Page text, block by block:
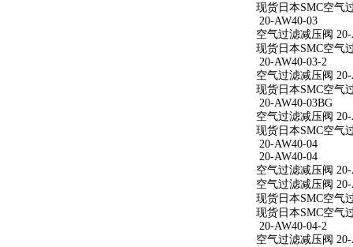
现货日本SMC空气
20-AW40-03
空气过滤减压阀 20-
现货日本SMC空气
20-AW40-03-2
空气过滤减压阀
现货日本SMC空气
20-AW40-03BG
空气过滤减压阀 20-
现货日本SMC空气
20-AW40-04
20-AW40-04
空气过滤减压阀 20-
空气过滤减压阀 20-
现货日本SMC空气
现货日本SMC空气
20-AW40-04-2
空气过滤减压阀